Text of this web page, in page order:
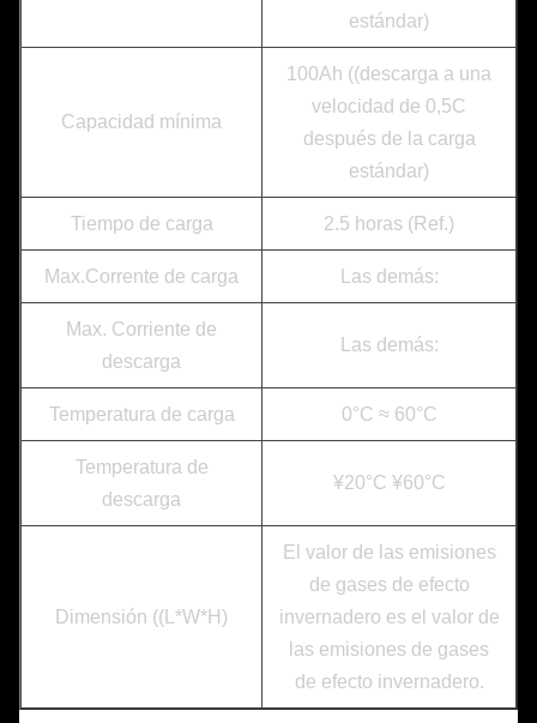
estándar)
Capacidad mínima
100Ah ((descarga a una
velocidad de 0,5C
después de la carga
estándar)
Tiempo de carga 2.5 horas (Ref.)
Max.Corrente de carga Las demás:
Max. Corriente de
descarga
Las demás:
Temperatura de carga 0°C ≈ 60°C
Temperatura de
descarga
¥20°C ¥60°C
Dimensión ((L*W*H)
El valor de las emisiones
de gases de efecto
invernadero es el valor de
las emisiones de gases
de efecto invernadero.